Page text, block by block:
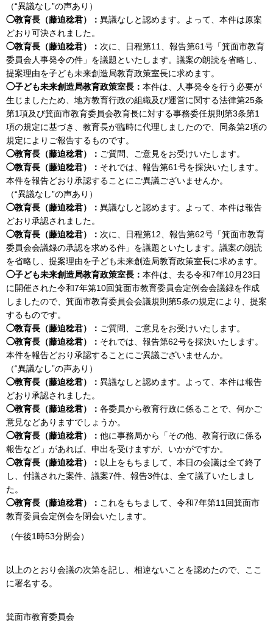
（“異議なし”の声あり）
◯教育長（藤迫稔君）： 異議なしと認めます。よって、本件は原案
どおり可決されました。
◯教育長（藤迫稔君）： 次に、日程第11、報告第61号「箕面市教育
委員会人事発令の件」を議題といたします。議案の朗読を省略し、
提案理由を子ども未来創造局教育政策室長に求めます。
◯子ども未来創造局教育政策室長： 本件は、人事発令を行う必要が
生じましたため、地方教育行政の組織及び運営に関する法律第25条
第1項及び箕面市教育委員会教育長に対する事務委任規則第3条第1
項の規定に基づき、教育長が臨時に代理しましたので、同条第2項の
規定によりご報告するものです。
◯教育長（藤迫稔君）： ご質問、ご意見をお受けいたします。
◯教育長（藤迫稔君）： それでは、報告第61号を採決いたします。
本件を報告どおり承認することにご異議ございませんか。
（“異議なし”の声あり）
◯教育長（藤迫稔君）： 異議なしと認めます。よって、本件は報告
どおり承認されました。
◯教育長（藤迫稔君）： 次に、日程第12、報告第62号「箕面市教育
委員会会議録の承認を求める件」を議題といたします。議案の朗読
を省略し、提案理由を子ども未来創造局教育政策室長に求めます。
◯子ども未来創造局教育政策室長： 本件は、去る令和7年10月23日
に開催された令和7年第10回箕面市教育委員会定例会会議録を作成
しましたので、箕面市教育委員会会議規則第5条の規定により、提案
するものです。
◯教育長（藤迫稔君）： ご質問、ご意見をお受けいたします。
◯教育長（藤迫稔君）： それでは、報告第62号を採決いたします。
本件を報告どおり承認することにご異議ございませんか。
（“異議なし”の声あり）
◯教育長（藤迫稔君）： 異議なしと認めます。よって、本件は報告
どおり承認されました。
◯教育長（藤迫稔君）： 各委員から教育行政に係ることで、何かご
意見などありますでしょうか。
◯教育長（藤迫稔君）： 他に事務局から「その他、教育行政に係る
報告など」があれば、申出を受けますが、いかがですか。
◯教育長（藤迫稔君）： 以上をもちまして、本日の会議は全て終了
し、付議された案件、議案7件、報告3件は、全て議了いたしまし
た。
◯教育長（藤迫稔君）： これをもちまして、令和7年第11回箕面市
教育委員会定例会を閉会いたします。
（午後1時53分閉会）
以上のとおり会議の次第を記し、相違ないことを認めたので、ここ
に署名する。
箕面市教育委員会